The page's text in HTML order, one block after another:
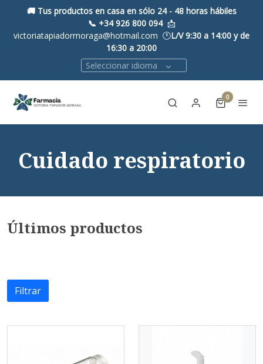
🚚 Tus productos en casa en sólo 24 - 48 horas hábiles
📞 +34 926 800 094 📩
victoriatapiadormoraga@hotmail.com 🕐L/V 9:30 a 14:00 y de
16:30 a 20:00
Seleccionar idioma
0
Cuidado respiratorio
Últimos productos
Filtrar